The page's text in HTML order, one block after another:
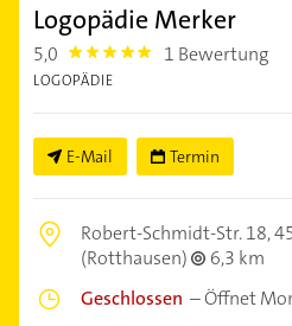
Logopädie Merker
5,0 5.0 1 Bewertung
LOGOPÄDIE
E-Mail Termin
Robert-Schmidt-Str. 18,
(Rotthausen)
6,3 km
Geschlossen –Öffnet